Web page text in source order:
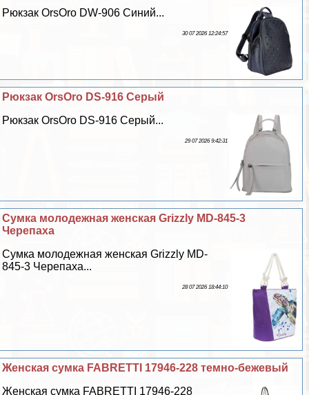
Рюкзак OrsOro DW-906 Синий...
30 07 2026 12:24:57
Рюкзак OrsOro DS-916 Серый
Рюкзак OrsOro DS-916 Серый...
29 07 2026 9:42:31
Сумка молодежная женская Grizzly MD-845-3
Черепаха
Сумка молодежная женская Grizzly MD-
845-3 Черепаха...
28 07 2026 18:44:10
Женская сумка FABRETTI 17946-228 темно-бежевый
Женская сумка FABRETTI 17946-228